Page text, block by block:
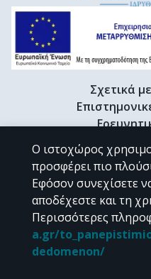
Σχετικά
Διδακτορικές
Εκτός αν αναφέρεται
Ο ιστοχώρος
προσφέρει πιο
Εφόσον συνεχίσετε
αποδέχεστε και τη
Περισσότερες
a.gr/
dedomenon/